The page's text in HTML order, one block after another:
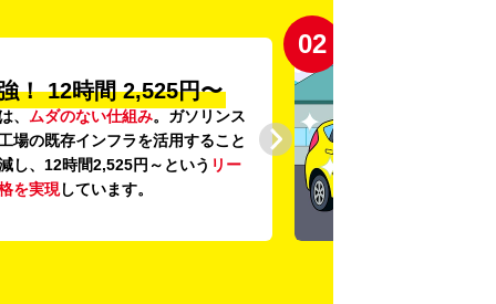
「安心・安全・清潔」
、24項目の車両点検と車内外の清
。安心感と清潔感を感じていただ
こだわっています。
03